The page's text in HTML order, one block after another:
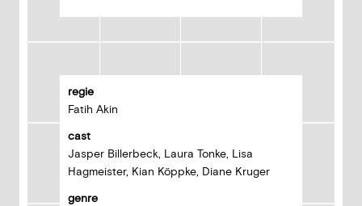
regie
Fatih Akin
cast
Jasper Billerbeck, Laura Tonke, Lisa
Hagmeister, Kian Köppke, Diane Kruger
genre